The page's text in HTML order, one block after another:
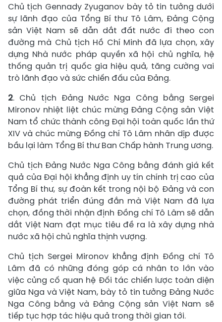
Chủ tịch Gennady Zyuganov bày tỏ tin tưởng dưới
sự lãnh đạo của Tổng Bí thư Tô Lâm, Đảng Cộng
sản Việt Nam sẽ dẫn dắt đất nước đi theo con
đường mà Chủ tịch Hồ Chí Minh đã lựa chọn, xây
dựng Nhà nước pháp quyền xã hội chủ nghĩa, hệ
thống quản trị quốc gia hiệu quả, tăng cường vai
trò lãnh đạo và sức chiến đấu của Đảng.
2. Chủ tịch Đảng Nước Nga Công bằng Sergei
Mironov nhiệt liệt chúc mừng Đảng Cộng sản Việt
Nam tổ chức thành công Đại hội toàn quốc lần thứ
XIV và chúc mừng Đồng chí Tô Lâm nhân dịp được
bầu lại làm Tổng Bí thư Ban Chấp hành Trung ương.
Chủ tịch Đảng Nước Nga Công bằng đánh giá kết
quả của Đại hội khẳng định uy tín chính trị cao của
Tổng Bí thư, sự đoàn kết trong nội bộ Đảng và con
đường phát triển đúng đắn mà Việt Nam đã lựa
chọn, đồng thời nhận định Đồng chí Tô Lâm sẽ dẫn
dắt Việt Nam đạt mục tiêu đề ra là xây dựng nhà
nước xã hội chủ nghĩa thịnh vượng.
Chủ tịch Sergei Mironov khẳng định Đồng chí Tô
Lâm đã có những đóng góp cá nhân to lớn vào
việc củng cố quan hệ Đối tác chiến lược toàn diện
giữa Nga và Việt Nam, bày tỏ tin tưởng Đảng Nước
Nga Công bằng và Đảng Cộng sản Việt Nam sẽ
tiếp tục hợp tác hiệu quả trong thời gian tới.